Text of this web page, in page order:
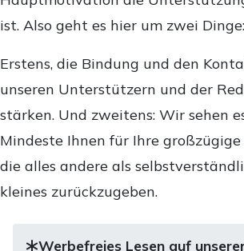
ist. Also geht es hier um zwei Dinge:
Erstens, die Bindung und den
unseren Unterstützern und der
stärken. Und zweitens: Wir sehen
Mindeste Ihnen für Ihre
die alles andere als
kleines zurückzugeben.
Werbefreies Lesen auf